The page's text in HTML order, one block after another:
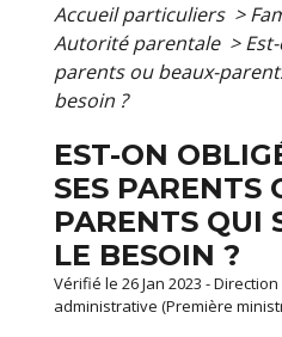
Accueil particuliers >
Autorité parentale >
parents ou beaux-
besoin ?
EST-ON
SES PARENTS
PARENTS QUI
LE BESOIN ?
Vérifié le 26 Jan 2023 -
administrative (Première